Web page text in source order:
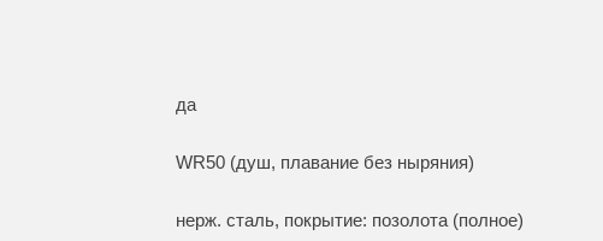
да
WR50 (душ, плавание без ныряния)
нерж. сталь, покрытие: позолота (полное)